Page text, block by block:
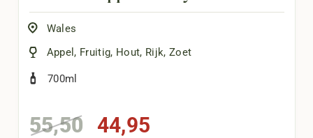
Wales
Appel , Fruitig, Hout, Rijk,Zoet
700ml
55,50 Oorspronkelijke
44,95